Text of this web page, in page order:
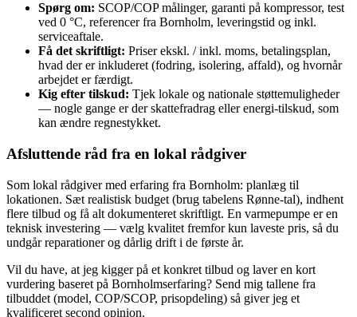
Spørg om: SCOP/COP målinger, garanti på kompressor, test
ved 0 °C, referencer fra Bornholm, leveringstid og inkl.
serviceaftale.
Få det skriftligt: Priser ekskl. / inkl. moms, betalingsplan,
hvad der er inkluderet (fodring, isolering, affald), og hvornår
arbejdet er færdigt.
Kig efter tilskud: Tjek lokale og nationale støttemuligheder
— nogle gange er der skattefradrag eller energi‑tilskud, som
kan ændre regnestykket.
Afsluttende råd fra en lokal rådgiver
Som lokal rådgiver med erfaring fra Bornholm: planlæg til
lokationen. Sæt realistisk budget (brug tabelens Rønne‑tal), indhent
flere tilbud og få alt dokumenteret skriftligt. En varmepumpe er en
teknisk investering — vælg kvalitet fremfor kun laveste pris, så du
undgår reparationer og dårlig drift i de første år.
Vil du have, at jeg kigger på et konkret tilbud og laver en kort
vurdering baseret på Bornholmserfaring? Send mig tallene fra
tilbuddet (model, COP/SCOP, prisopdeling) så giver jeg et
kvalificeret second opinion.